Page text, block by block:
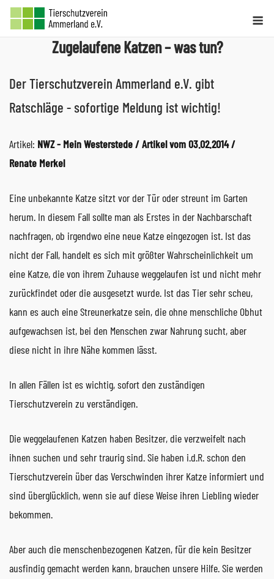
Skip
Zugelaufene Katzen – was tun?
Der Tierschutzverein Ammerland e.V. gibt
Ratschläge - sofortige Meldung ist wichtig!
Artikel: NWZ - Mein Westerstede / Artikel vom 03.02.2014 /
Renate Merkel
Eine unbekannte Katze sitzt vor der Tür oder streunt im Garten
herum. In diesem Fall sollte man als Erstes in der Nachbarschaft
nachfragen, ob irgendwo eine neue Katze eingezogen ist. Ist das
nicht der Fall, handelt es sich mit größter Wahrscheinlichkeit um
eine Katze, die von ihrem Zuhause weggelaufen ist und nicht mehr
zurückfindet oder die ausgesetzt wurde. Ist das Tier sehr scheu,
kann es auch eine Streunerkatze sein, die ohne menschliche Obhut
aufgewachsen ist, bei den Menschen zwar Nahrung sucht, aber
diese nicht in ihre Nähe kommen lässt.
In allen Fällen ist es wichtig, sofort den zuständigen
Tierschutzverein zu verständigen.
Die weggelaufenen Katzen haben Besitzer, die verzweifelt nach
ihnen suchen und sehr traurig sind. Sie haben i.d.R. schon den
Tierschutzverein über das Verschwinden ihrer Katze informiert und
sind überglücklich, wenn sie auf diese Weise ihren Liebling wieder
bekommen.
Aber auch die menschenbezogenen Katzen, für die kein Besitzer
ausfindig gemacht werden kann, brauchen unsere Hilfe. Sie werden